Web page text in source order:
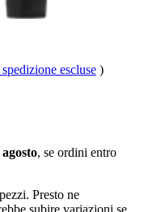
escluse )
, se ordini entro
Presto ne
subire variazioni se